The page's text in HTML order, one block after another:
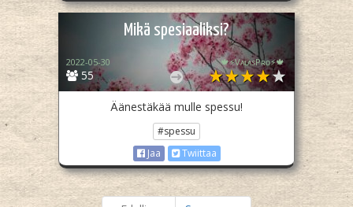
Mikä spesiaaliksi?
55
2022-05-30 🍁⚡️VᴀʟᴀsPʀᴏ⚡️🍁
Äänestäkää mulle spessu!
#spessu
Jaa
Twiittaa